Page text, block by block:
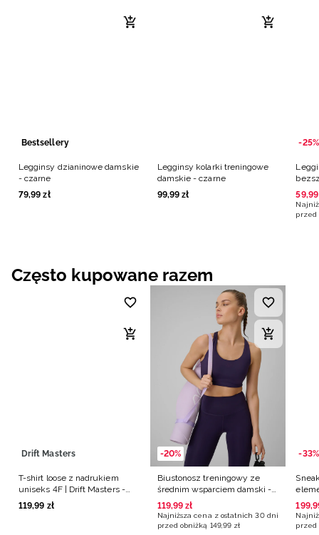
Bestsellery
Legginsy dzianinowe damskie
- czarne
79,99 zł
Legginsy kolarki treningowe
damskie - czarne
99,99 zł
-25%
59,99
przed
Często kupowane razem
Drift Masters
T-shirt loose z nadrukiem
uniseks 4F | Drift Masters -
biały
119,99 zł
-20%
Biustonosz treningowy ze
średnim wsparciem damski -
fioletowy
119,99 zł
Najniższa cena z ostatnich 30 dni
przed obniżką 149,99 zł
-33%
199,
przed